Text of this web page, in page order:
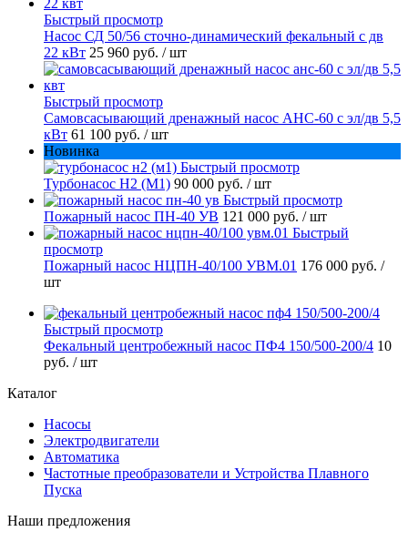
Быстрый просмотр
Насос СД 50/56 сточно-динамический фекальный с дв
22 кВт 25 960 руб. / шт
Быстрый просмотр
Самовсасывающий дренажный насос АНС-60 с эл/дв 5,5
кВт 61 100 руб. / шт
Новинка
Быстрый просмотр
Турбонасос Н2 (М1) 90 000 руб. / шт
Быстрый просмотр
Пожарный насос ПН-40 УВ 121 000 руб. / шт
Быстрый
просмотр
Пожарный насос НЦПН-40/100 УВМ.01 176 000 руб. /
шт
Быстрый просмотр
Фекальный центробежный насос ПФ4 150/500-200/4 10
руб. / шт
Каталог
Насосы
Электродвигатели
Автоматика
Частотные преобразователи и Устройства Плавного
Пуска
Наши предложения